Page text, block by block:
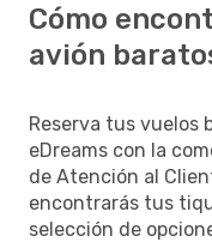
Cómo
avión
Reserva tus vuelos
eDreams con la
de Atención al
encontrarás tus
selección de